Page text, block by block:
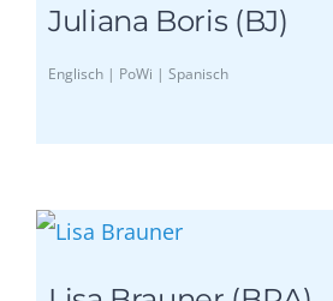
Juliana Boris (BJ)
Englisch | PoWi | Spanisch